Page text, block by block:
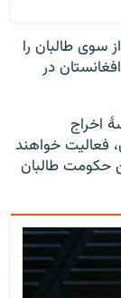
طالبان را
در
اخراج
فعالیت خواهند
حکومت طالبان